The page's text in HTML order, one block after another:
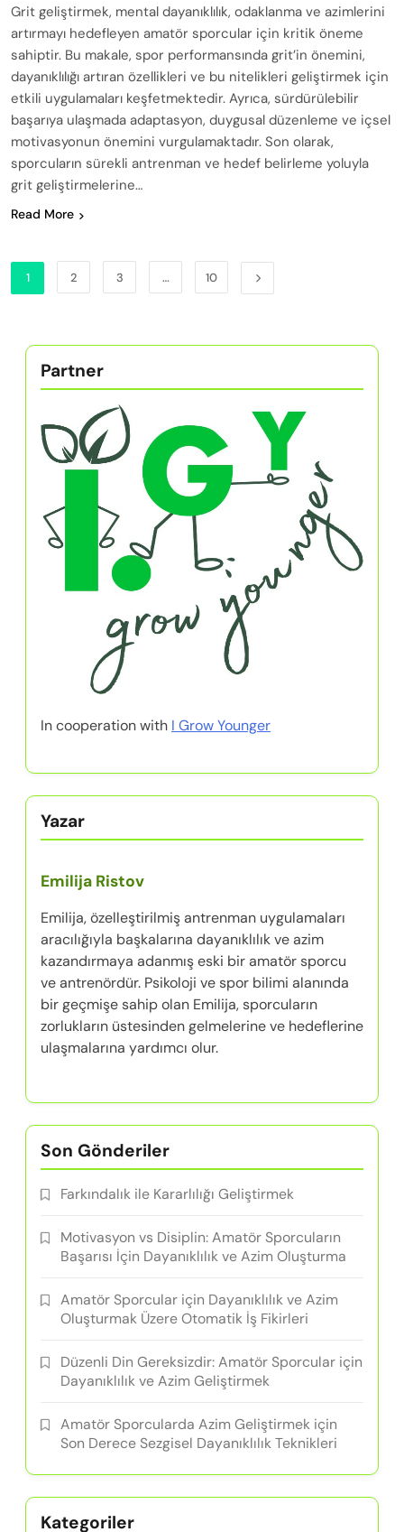
Grit geliştirmek, mental dayanıklılık, odaklanma ve azimlerini
artırmayı hedefleyen amatör sporcular için kritik öneme
sahiptir. Bu makale, spor performansında grit’in önemini,
dayanıklılığı artıran özellikleri ve bu nitelikleri geliştirmek için
etkili uygulamaları keşfetmektedir. Ayrıca, sürdürülebilir
başarıya ulaşmada adaptasyon, duygusal düzenleme ve içsel
motivasyonun önemini vurgulamaktadır. Son olarak,
sporcuların sürekli antrenman ve hedef belirleme yoluyla
grit geliştirmelerine…
Read More
1 2 3 … 10
Partner
In cooperation with I Grow Younger
Yazar
Emilija Ristov
Emilija, özelleştirilmiş antrenman uygulamaları
aracılığıyla başkalarına dayanıklılık ve azim
kazandırmaya adanmış eski bir amatör sporcu
ve antrenördür. Psikoloji ve spor bilimi alanında
bir geçmişe sahip olan Emilija, sporcuların
zorlukların üstesinden gelmelerine ve hedeflerine
ulaşmalarına yardımcı olur.
Son Gönderiler
Farkındalık ile Kararlılığı Geliştirmek
Motivasyon vs Disiplin: Amatör Sporcuların
Başarısı İçin Dayanıklılık ve Azim Oluşturma
Amatör Sporcular için Dayanıklılık ve Azim
Oluşturmak Üzere Otomatik İş Fikirleri
Düzenli Din Gereksizdir: Amatör Sporcular için
Dayanıklılık ve Azim Geliştirmek
Amatör Sporcularda Azim Geliştirmek için
Son Derece Sezgisel Dayanıklılık Teknikleri
Kategoriler